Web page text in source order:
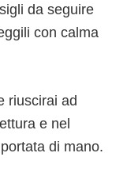
da seguire
con calma
riuscirai ad
e nel
di mano.